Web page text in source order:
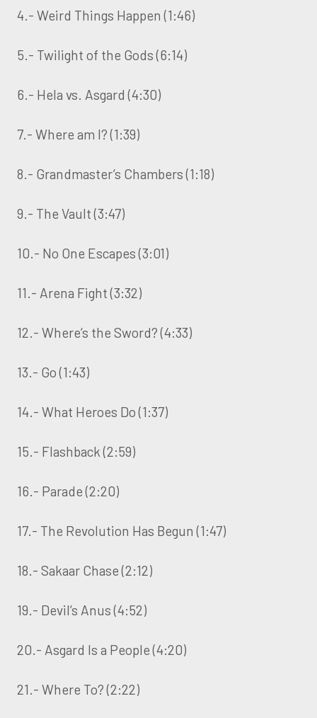
4.- Weird Things Happen (1:46)
5.- Twilight of the Gods (6:14)
6.- Hela vs. Asgard (4:30)
7.- Where am I? (1:39)
8.- Grandmaster’s Chambers (1:18)
9.- The Vault (3:47)
10.- No One Escapes (3:01)
11.- Arena Fight (3:32)
12.- Where’s the Sword? (4:33)
13.- Go (1:43)
14.- What Heroes Do (1:37)
15.- Flashback (2:59)
16.- Parade (2:20)
17.- The Revolution Has Begun (1:47)
18.- Sakaar Chase (2:12)
19.- Devil’s Anus (4:52)
20.- Asgard Is a People (4:20)
21.- Where To? (2:22)